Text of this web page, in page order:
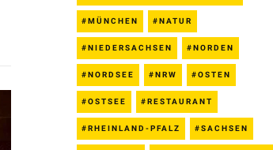
MÜNCHEN NATUR
NIEDERSACHSEN NORDEN
NORDSEE NRW OSTEN
OSTSEE RESTAURANT
RHEINLAND-PFALZ SACHSEN